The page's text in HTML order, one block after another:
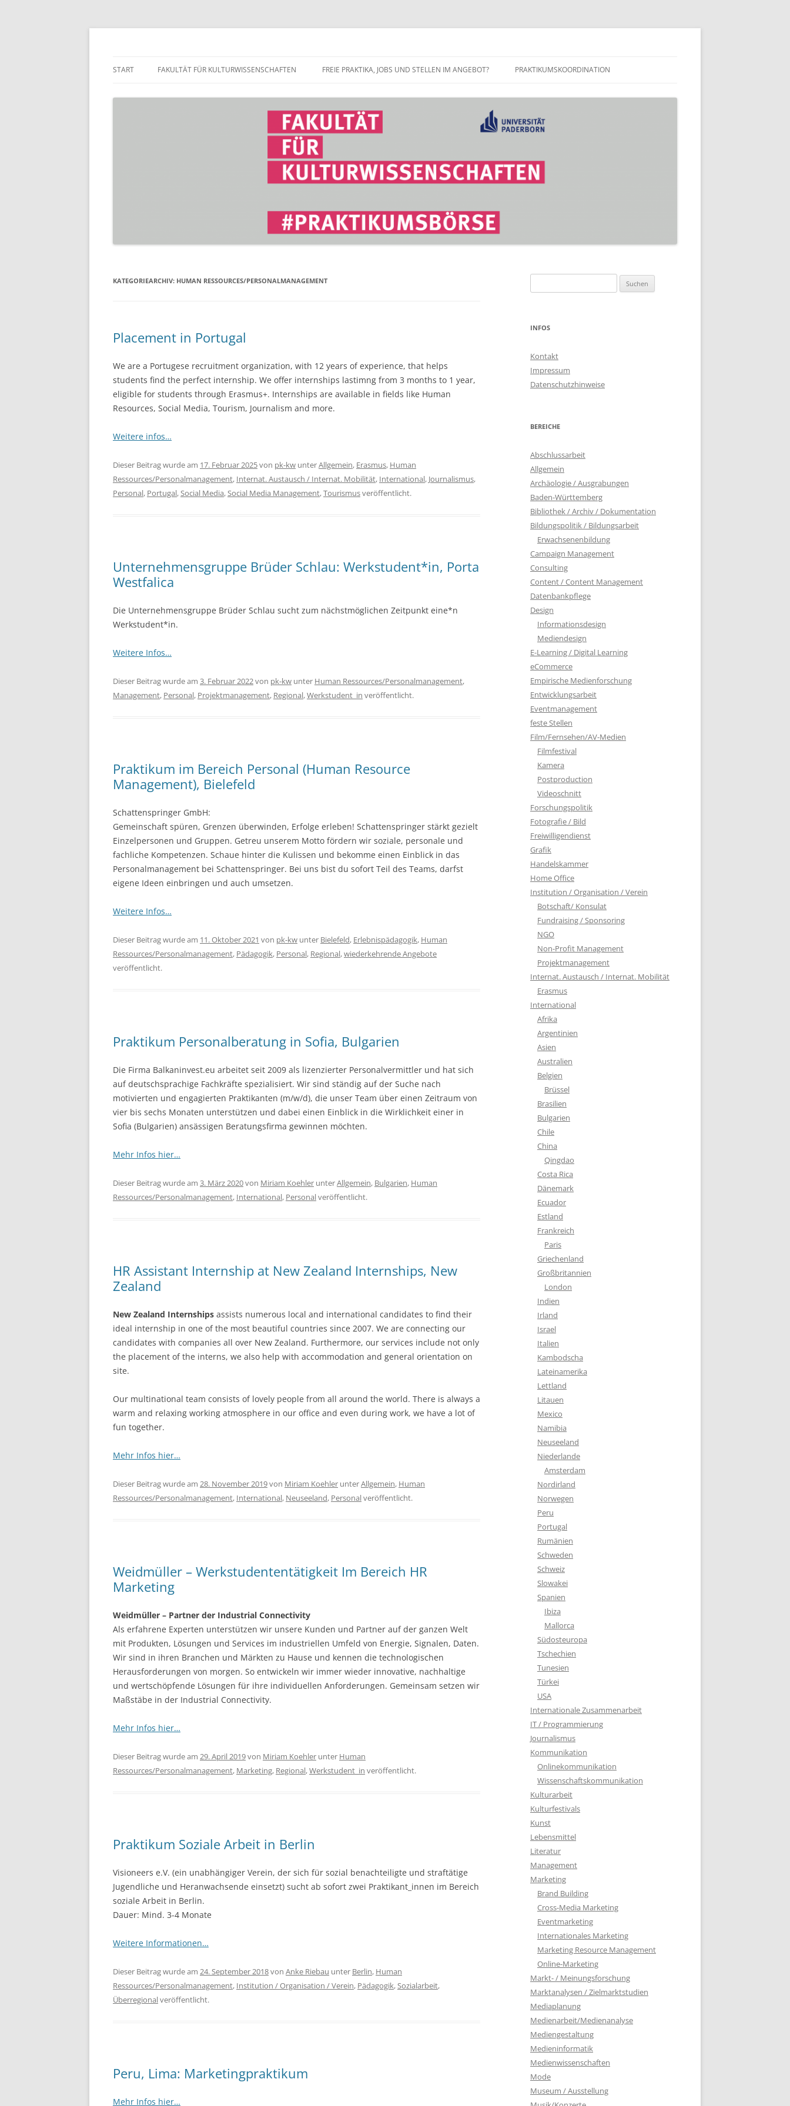
Zum
START FAKULTÄT FÜR KULTURWISSENSCHAFTEN FREIE PRAKTIKA, JOBS UND STELLEN IM ANGEBOT? PRAKTIKUMSKOORDINATION
KATEGORIEARCHIV: HUMAN RESSOURCES/PERSONALMANAGEMENT
Placement in Portugal
We are a Portugese recruitment organization, with 12 years of experience, that helps
students find the perfect internship. We offer internships lastimng from 3 months to 1 year,
eligible for students through Erasmus+. Internships are available in fields like Human
Resources, Social Media, Tourism, Journalism and more.
Weitere infos…
Dieser Beitrag wurde am 17. Februar 2025von pk-kw unterAllgemein, Erasmus, Human
Ressources/Personalmanagement, Internat. Austausch / Internat. Mobilität, International, Journalismus,
Personal, Portugal, Social Media, Social Media Management,Tourismusveröffentlicht.
Unternehmensgruppe Brüder Schlau: Werkstudent*in, Porta
Westfalica
Die Unternehmensgruppe Brüder Schlau sucht zum nächstmöglichen Zeitpunkt eine*n
Werkstudent*in.
Weitere Infos…
Dieser Beitrag wurde am 3. Februar 2022von pk-kw unter Human Ressources/Personalmanagement,
Management, Personal, Projektmanagement, Regional,Werkstudent_in veröffentlicht.
Praktikum im Bereich Personal (Human Resource
Management), Bielefeld
Schattenspringer GmbH:
Gemeinschaft spüren, Grenzen überwinden, Erfolge erleben! Schattenspringer stärkt gezielt
Einzelpersonen und Gruppen. Getreu unserem Motto fördern wir soziale, personale und
fachliche Kompetenzen. Schaue hinter die Kulissen und bekomme einen Einblick in das
Personalmanagement bei Schattenspringer. Bei uns bist du sofort Teil des Teams, darfst
eigene Ideen einbringen und auch umsetzen.
Weitere Infos…
Dieser Beitrag wurde am 11. Oktober 2021 von pk-kw unter Bielefeld, Erlebnispädagogik, Human
Ressources/Personalmanagement, Pädagogik, Personal, Regional,wiederkehrende Angebote
veröffentlicht.
Praktikum Personalberatung in Sofia, Bulgarien
Die Firma Balkaninvest.eu arbeitet seit 2009 als lizenzierter Personalvermittler und hat sich
auf deutschsprachige Fachkräfte spezialisiert. Wir sind ständig auf der Suche nach
motivierten und engagierten Praktikanten (m/w/d), die unser Team über einen Zeitraum von
vier bis sechs Monaten unterstützen und dabei einen Einblick in die Wirklichkeit einer in
Sofia (Bulgarien) ansässigen Beratungsfirma gewinnen möchten.
Mehr Infos hier…
Dieser Beitrag wurde am 3. März 2020von Miriam Koehler unterAllgemein, Bulgarien, Human
Ressources/Personalmanagement, International, Personalveröffentlicht.
HR Assistant Internship at New Zealand Internships, New
Zealand
New Zealand Internships assists numerous local and international candidates to find their
ideal internship in one of the most beautiful countries since 2007. We are connecting our
candidates with companies all over New Zealand. Furthermore, our services include not only
the placement of the interns, we also help with accommodation and general orientation on
site.
Our multinational team consists of lovely people from all around the world. There is always a
warm and relaxing working atmosphere in our office and even during work, we have a lot of
fun together.
Mehr Infos hier…
Dieser Beitrag wurde am 28. November 2019von Miriam Koehler unterAllgemein, Human
Ressources/Personalmanagement, International, Neuseeland, Personalveröffentlicht.
Weidmüller – Werkstudententätigkeit Im Bereich HR
Marketing
Weidmüller – Partner der Industrial Connectivity
Als erfahrene Experten unterstützen wir unsere Kunden und Partner auf der ganzen Welt
mit Produkten, Lösungen und Services im industriellen Umfeld von Energie, Signalen, Daten.
Wir sind in ihren Branchen und Märkten zu Hause und kennen die technologischen
Herausforderungen von morgen. So entwickeln wir immer wieder innovative, nachhaltige
und wertschöpfende Lösungen für ihre individuellen Anforderungen. Gemeinsam setzen wir
Maßstäbe in der Industrial Connectivity.
Mehr Infos hier…
Dieser Beitrag wurde am 29. April 2019von Miriam Koehler unter Human
Ressources/Personalmanagement, Marketing, Regional,Werkstudent_in veröffentlicht.
Praktikum Soziale Arbeit in Berlin
Visioneers e.V. (ein unabhängiger Verein, der sich für sozial benachteiligte und straftätige
Jugendliche und Heranwachsende einsetzt) sucht ab sofort zwei Praktikant_innen im Bereich
soziale Arbeit in Berlin.
Dauer: Mind. 3-4 Monate
Weitere Informationen…
Dieser Beitrag wurde am 24. September 2018von Anke Riebau unter Berlin, Human
Ressources/Personalmanagement, Institution / Organisation / Verein, Pädagogik, Sozialarbeit,
Überregionalveröffentlicht.
Peru, Lima: Marketingpraktikum
Mehr Infos hier…
nach:
INFOS
Kontakt
Impressum
Datenschutzhinweise
BEREICHE
Abschlussarbeit
Allgemein
Archäologie / Ausgrabungen
Baden-Württemberg
Bibliothek / Archiv / Dokumentation
Bildungspolitik / Bildungsarbeit
Erwachsenenbildung
Campaign Management
Consulting
Content / Content Management
Datenbankpflege
Design
Informationsdesign
Mediendesign
E-Learning / Digital Learning
eCommerce
Empirische Medienforschung
Entwicklungsarbeit
Eventmanagement
feste Stellen
Film/Fernsehen/AV-Medien
Filmfestival
Kamera
Postproduction
Videoschnitt
Forschungspolitik
Fotografie / Bild
Freiwilligendienst
Grafik
Handelskammer
Home Office
Institution / Organisation / Verein
Botschaft/ Konsulat
Fundraising / Sponsoring
NGO
Non-Profit Management
Projektmanagement
Internat. Austausch / Internat. Mobilität
Erasmus
International
Afrika
Argentinien
Asien
Australien
Belgien
Brüssel
Brasilien
Bulgarien
Chile
China
Qingdao
Costa Rica
Dänemark
Ecuador
Estland
Frankreich
Paris
Griechenland
Großbritannien
London
Indien
Irland
Israel
Italien
Kambodscha
Lateinamerika
Lettland
Litauen
Mexico
Namibia
Neuseeland
Niederlande
Amsterdam
Nordirland
Norwegen
Peru
Portugal
Rumänien
Schweden
Schweiz
Slowakei
Spanien
Ibiza
Mallorca
Südosteuropa
Tschechien
Tunesien
Türkei
USA
Internationale Zusammenarbeit
IT / Programmierung
Journalismus
Kommunikation
Onlinekommunikation
Wissenschaftskommunikation
Kulturarbeit
Kulturfestivals
Kunst
Lebensmittel
Literatur
Management
Marketing
Brand Building
Cross-Media Marketing
Eventmarketing
Internationales Marketing
Marketing Resource Management
Online-Marketing
Markt- / Meinungsforschung
Marktanalysen / Zielmarktstudien
Mediaplanung
Medienarbeit/Medienanalyse
Mediengestaltung
Medieninformatik
Medienwissenschaften
Mode
Museum / Ausstellung